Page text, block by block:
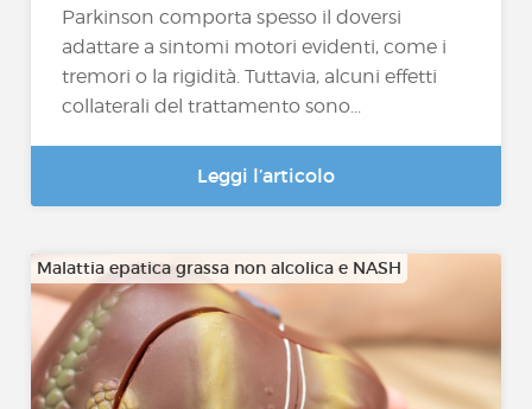
Parkinson comporta spesso il doversi
adattare a sintomi motori evidenti, come i
tremori o la rigidità. Tuttavia, alcuni effetti
collaterali del trattamento sono...
Leggi l’articolo
Malattia epatica grassa non alcolica e NASH